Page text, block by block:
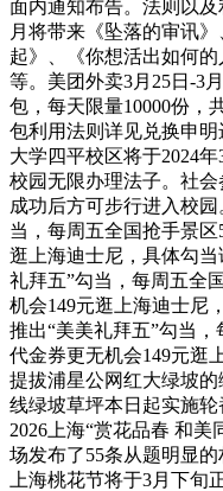
面内通知布告。法则以
月将带来《坠落的审讯
起》、《你想活出如何的
等。美团外卖3月25日-3
包，每天限量10000份，
包利用法则详见兑换申
大学四平校区将于2024
校园无限办理法子。社
成功后方可步行进入校
当，每周五全国抢手景
逛上海迪士尼，具体勾
礼拜五”勾当，每周五全
机会149元逛上海迪士尼
推出“美美礼拜五”勾当
代金券更无机会149元逛
提拔浦星公网红大绿坡
线绿坡草坪本日起实施轮
2026上海“赏花品春 和
场发布了55条从题明显
上海桃花节将于3月下旬